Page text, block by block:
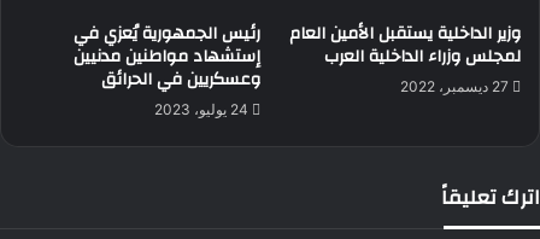
وزير الداخلية يستقبل الأمين العام
لمجلس وزراء الداخلية العرب
27 ديسمبر، 2022
رئيس الجمهورية يُعزي في
إستشهاد مواطنين مدنيين
وعسكريين في الحرائق
24 يوليو، 2023
اترك تعليقاً